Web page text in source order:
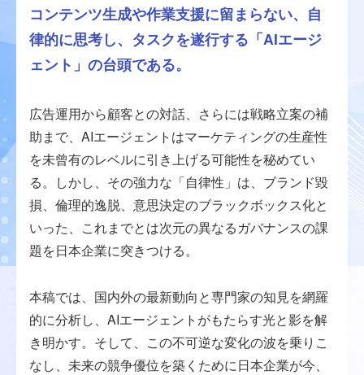
コンテンツ生成や作業支援に留まらない、自
律的に思考し、タスクを遂行する「AIエージ
ェント」の台頭である。
広告運用から顧客との対話、さらには戦略立案の補
助まで、AIエージェントはマーケティングの生産性
を未曾有のレベルに引き上げる可能性を秘めてい
る。しかし、その強力な「自律性」は、ブランド毀
損、倫理的逸脱、意思決定のブラックボックス化と
いった、これまでとは次元の異なるガバナンスの課
題を日本企業に突きつける。
本稿では、国内外の最新動向と専門家の知見を網羅
的に分析し、AIエージェントがもたらす光と影を解
き明かす。そして、この不可逆な変化の波を乗りこ
なし、未来の競争優位を築くために日本企業が今、